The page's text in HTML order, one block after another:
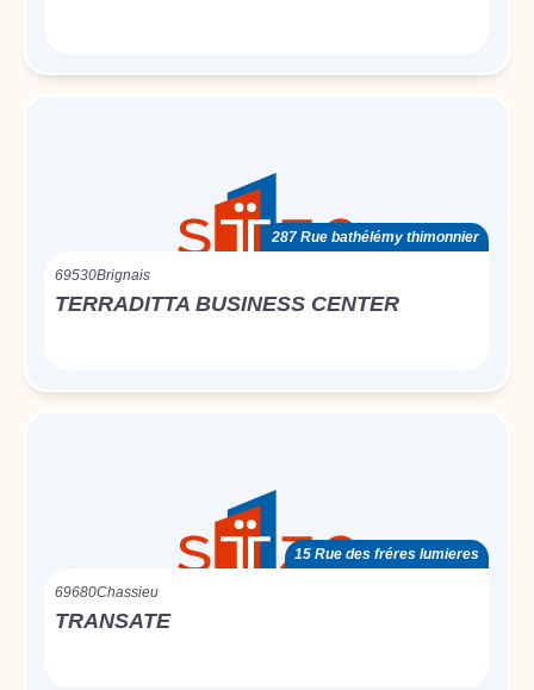
287 Rue bathélémy thimonnier
69530Brignais
TERRADITTA BUSINESS CENTER
15 Rue des fréres lumieres
69680Chassieu
TRANSATE